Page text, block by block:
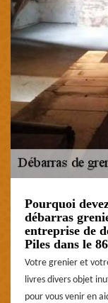
Pourquoi
débarras
entreprise de
Piles dans le
Votre grenier et
livres divers objet
pour vous venir en